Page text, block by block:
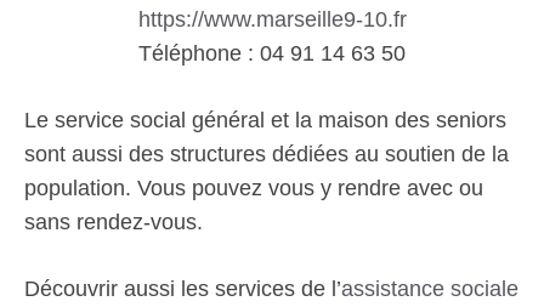
https://www.marseille9-10.fr
Téléphone : 04 91 14 63 50
Le service social général et la maison des seniors
sont aussi des structures dédiées au soutien de la
population. Vous pouvez vous y rendre avec ou
sans rendez-vous.
Découvrir aussi les services de l’assistance sociale